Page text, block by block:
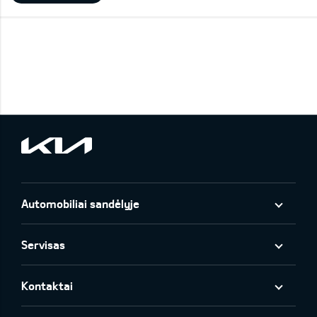
Automobiliai sandėlyje
Servisas
Kontaktai